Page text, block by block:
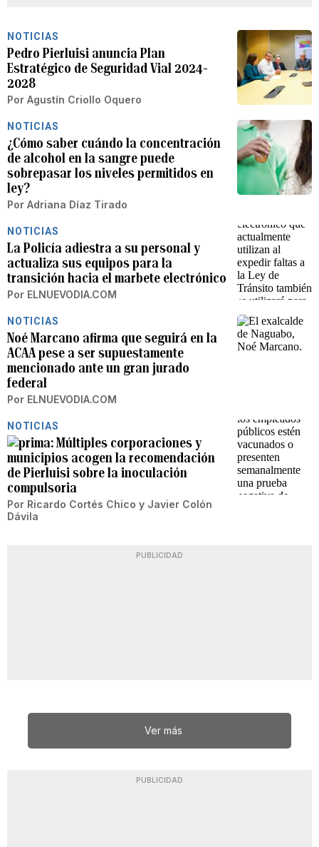
NOTICIAS
Pedro Pierluisi anuncia Plan
Estratégico de Seguridad Vial 2024-
2028
Por Agustín Criollo Oquero
NOTICIAS
¿Cómo saber cuándo la concentración
de alcohol en la sangre puede
sobrepasar los niveles permitidos en
ley?
Por Adriana Díaz Tirado
NOTICIAS
La Policía adiestra a su personal y
actualiza sus equipos para la
transición hacia el marbete electrónico
Por ELNUEVODIA.COM
NOTICIAS
Noé Marcano afirma que seguirá en la
ACAA pese a ser supuestamente
mencionado ante un gran jurado
federal
Por ELNUEVODIA.COM
NOTICIAS
Múltiples corporaciones y
municipios acogen la recomendación
de Pierluisi sobre la inoculación
compulsoria
Por Ricardo Cortés Chico y Javier Colón
Dávila
PUBLICIDAD
Ver más
PUBLICIDAD